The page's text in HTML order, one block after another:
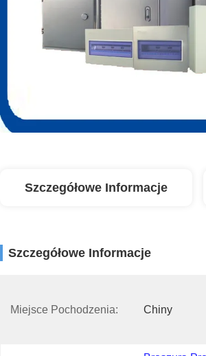
Szczegółowe Informacje
Szczegółowe Informacje
Miejsce Pochodzenia: Chiny